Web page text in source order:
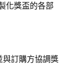
化獎盃的各部
與訂購方協調獎